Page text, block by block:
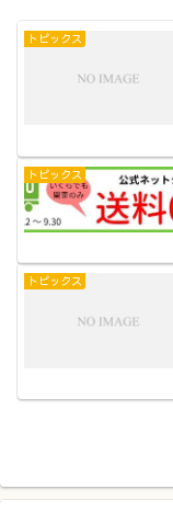
トピックス
トピックス
トピックス